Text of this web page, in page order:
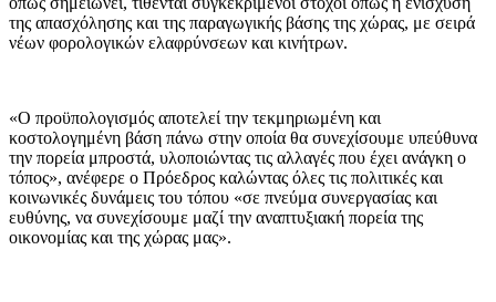
της απασχόλησης και της παραγωγικής βάσης της χώρας, με σειρά
νέων φορολογικών ελαφρύνσεων και κινήτρων.
«Ο προϋπολογισμός αποτελεί την τεκμηριωμένη και
κοστολογημένη βάση πάνω στην οποία θα συνεχίσουμε υπεύθυνα
την πορεία μπροστά, υλοποιώντας τις αλλαγές που έχει ανάγκη ο
τόπος», ανέφερε ο Πρόεδρος καλώντας όλες τις πολιτικές και
κοινωνικές δυνάμεις του τόπου «σε πνεύμα συνεργασίας και
ευθύνης, να συνεχίσουμε μαζί την αναπτυξιακή πορεία της
οικονομίας και της χώρας μας».